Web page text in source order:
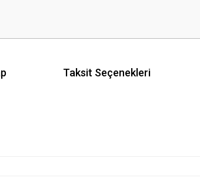
Taksit Seçenekleri